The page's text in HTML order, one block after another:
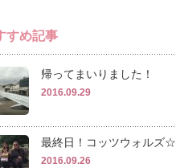
すめ記事
帰ってまいりました！
2016.09.29
最終日！コッツウォルズ☆
2016.09.26